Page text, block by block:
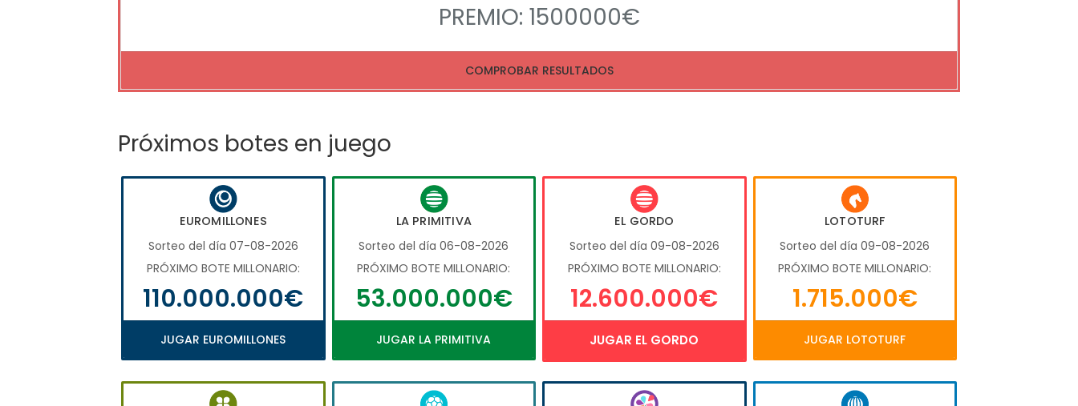
PREMIO: 1500000€
COMPROBAR RESULTADOS
Próximos botes en juego
EUROMILLONES
Sorteo del día 07-08-2026
PRÓXIMO BOTE MILLONARIO:
110.000.000€
JUGAR EUROMILLONES
LA PRIMITIVA
Sorteo del día 06-08-2026
PRÓXIMO BOTE MILLONARIO:
53.000.000€
JUGAR LA PRIMITIVA
EL GORDO
Sorteo del día 09-08-2026
PRÓXIMO BOTE MILLONARIO:
12.600.000€
JUGAR EL GORDO
LOTOTURF
Sorteo del día 09-08-2026
PRÓXIMO BOTE MILLONARIO:
1.715.000€
JUGAR LOTOTURF